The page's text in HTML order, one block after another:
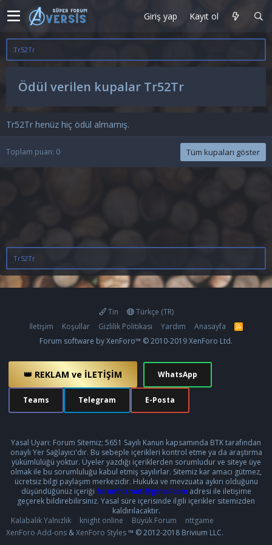
Giriş yap Kayıt ol
Tr52Tr
Ödül verilen kupalar Tr52Tr
Tr52Tr henüz hiç ödül almamış.
Toplam puan: 0 Tüm kupaları göster
Tr52Tr
Tin
Türkçe (TR)
İletişim
Koşullar Gizlilik Politikası Yardım Anasayfa
R
S
Forum software by XenForo™ © 2010-2019 XenForo Ltd.
👑 REKLAM ve İLETİŞİM WhatsApp
Teams Telegram E-Posta
Yasal Uyarı: Forum Sitemiz; 5651 Sayılı Kanun kapsamında BTK tarafından
onaylı Yer Sağlayıcı'dır. Bu sebeple içerikleri kontrol etme ya da araştırma
yükümlülüğü yoktur. Üyeler yazdığı içeriklerden sorumludur ve siteye üye
olmak ile bu sorumluluğu kabul etmiş sayılırlar. Sitemiz kar amacı gütmez,
ücretsiz bilgi paylaşım merkezidir. Hukuka ve mevzuata aykırı olduğunu
düşündüğünüz içeriği forumhizmeti@gmail.com adresi ile iletişime
geçerek bildirebilirsiniz. Yasal süre içerisinde ilgili içerikler sitemizden
kaldırılacaktır.
Kalabalık Yalnızlık
knight online Büyük Forum
nttgame
XenForo Add-ons &XenForo Styles™ © 2012-2018 Brivium LLC.